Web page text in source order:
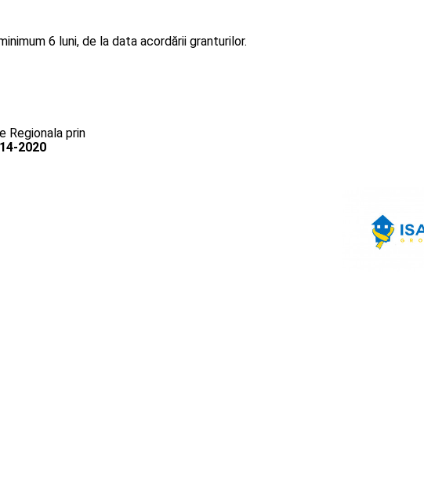
6 luni, de la data acordării granturilor.
Regionala prin
2020